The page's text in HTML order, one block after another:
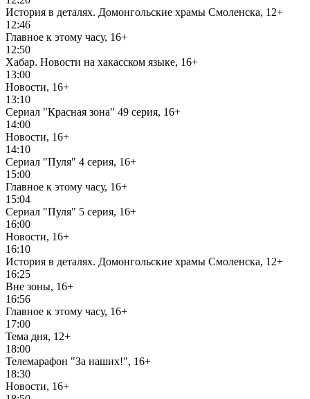
История в деталях. Домонгольские храмы Смоленска, 12+
12:46
Главное к этому часу, 16+
12:50
Хабар. Новости на хакасском языке, 16+
13:00
Новости, 16+
13:10
Сериал "Красная зона" 49 серия, 16+
14:00
Новости, 16+
14:10
Сериал "Пуля" 4 серия, 16+
15:00
Главное к этому часу, 16+
15:04
Сериал "Пуля" 5 серия, 16+
16:00
Новости, 16+
16:10
История в деталях. Домонгольские храмы Смоленска, 12+
16:25
Вне зоны, 16+
16:56
Главное к этому часу, 16+
17:00
Тема дня, 12+
18:00
Телемарафон "За наших!", 16+
18:30
Новости, 16+